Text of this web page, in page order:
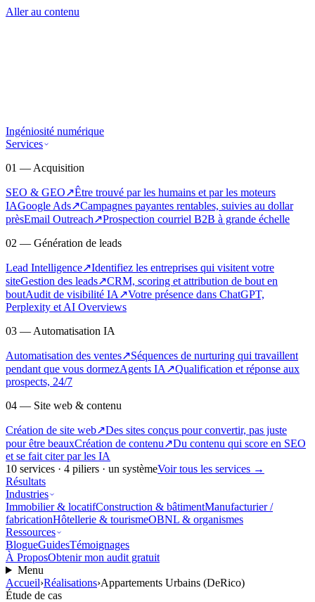
Aller au contenu
Ingéniosité numérique
Services
01 — Acquisition
SEO & GEO↗Être trouvé par les humains et par les moteurs
IAGoogle Ads↗Campagnes payantes rentables, suivies au dollar
prèsEmail Outreach↗Prospection courriel B2B à grande échelle
02 — Génération de leads
Lead Intelligence↗Identifiez les entreprises qui visitent votre
siteGestion des leads↗CRM, scoring et attribution de bout en
boutAudit de visibilité IA ↗Votre présence dans ChatGPT,
Perplexity et AI Overviews
03 — Automatisation IA
Automatisation des ventes↗Séquences de nurturing qui travaillent
pendant que vous dormezAgents IA ↗Qualification et réponse aux
prospects, 24/7
04 — Site web & contenu
Création de site web↗Des sites conçus pour convertir, pas juste
pour être beauxCréation de contenu↗Du contenu qui score en SEO
et se fait citer par les IA
10 services · 4 piliers · un systèmeVoir tous les services →
Résultats
Industries
Immobilier & locatifConstruction & bâtimentManufacturier /
fabricationHôtellerie & tourismeOBNL & organismes
Ressources
BlogueGuidesTémoignages
À ProposObtenir mon audit gratuit
Menu
Accueil›Réalisations›Appartements Urbains (DeRico)
Étude de cas